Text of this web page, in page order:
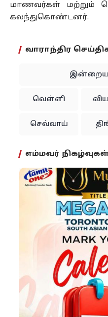
மாணவர்கள் மற்றும்
கலந்துகொண்டனர்.
வாராந்திர
இன்றைய
வெள்ளி
செவ்வாய்
எம்மவர்